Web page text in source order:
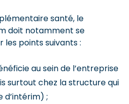
santé, le
doit notamment se
points suivants :
au sein de l’entreprise
surtout chez la structure qui
d’intérim) ;